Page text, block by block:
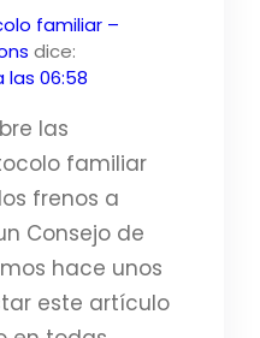
familiar –
dice:
las 06:58
las
familiar
frenos a
Consejo de
hace unos
este artículo